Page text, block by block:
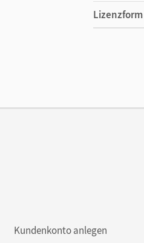
Lizenzform
Kundenkonto anlegen